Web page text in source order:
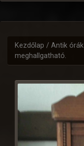
Kezdőlap / Antik órák
meghallgatható.